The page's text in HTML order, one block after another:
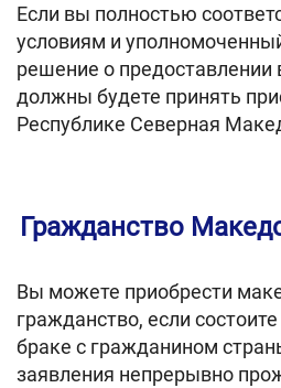
Если вы полностью
условиям и
решение о
должны будете принять
Республике Северная
Гражданство
Вы можете приобрести
гражданство, если
браке с гражданином
заявления непрерывно